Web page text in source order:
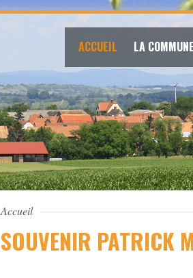
ACCUEIL LA COMMUNE
Accueil
SOUVENIR